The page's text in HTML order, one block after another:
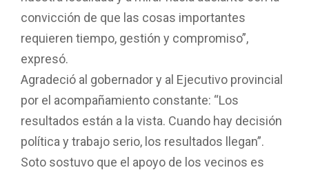
convicción de que las cosas importantes
requieren tiempo, gestión y compromiso”,
expresó.
Agradeció al gobernador y al Ejecutivo provincial
por el acompañamiento constante: “Los
resultados están a la vista. Cuando hay decisión
política y trabajo serio, los resultados llegan”.
Soto sostuvo que el apoyo de los vecinos es